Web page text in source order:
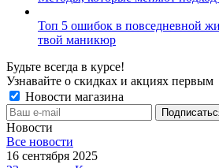
Топ 5 ошибок в повседневной
твой маникюр
Будьте всегда в курсе!
Узнавайте о скидках и акциях первым
Новости магазина
Новости
Все новости
16 сентября 2025